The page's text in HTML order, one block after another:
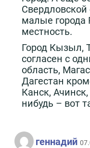
Свердловской
малые города
местность.
Город Кызыл,
согласен с
область,
Дагестан
Канск,
нибудь – вот
геннадий